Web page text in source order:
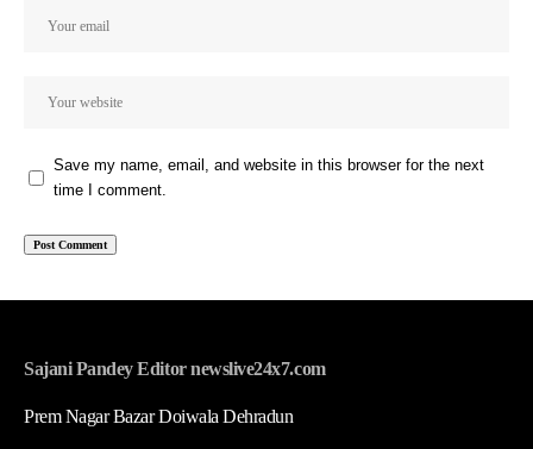
Save my name, email, and website in this browser for the next
time I comment.
Sajani Pandey Editor newslive24x7.com
Prem Nagar Bazar Doiwala Dehradun